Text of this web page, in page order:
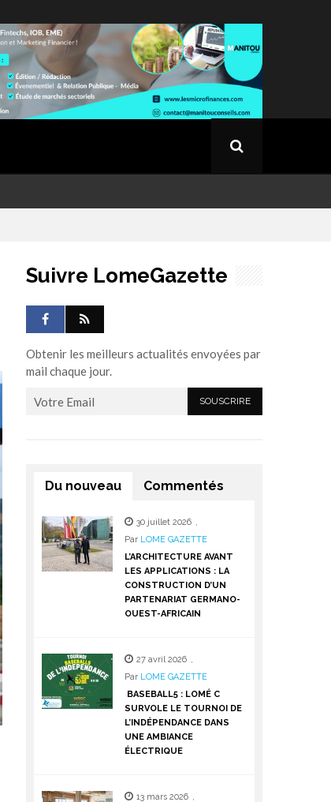
Suivre LomeGazette
Obtenir les meilleurs actualités envoyées par
mail chaque jour.
Du nouveau Commentés
30 juillet 2026 ,
Par LOME GAZETTE
L’ARCHITECTURE AVANT
LES APPLICATIONS : LA
CONSTRUCTION D’UN
PARTENARIAT GERMANO-
OUEST-AFRICAIN
27 avril 2026 ,
Par LOME GAZETTE
BASEBALL5 : LOMÉ C
SURVOLE LE TOURNOI DE
L’INDÉPENDANCE DANS
UNE AMBIANCE
ÉLECTRIQUE
13 mars 2026 ,